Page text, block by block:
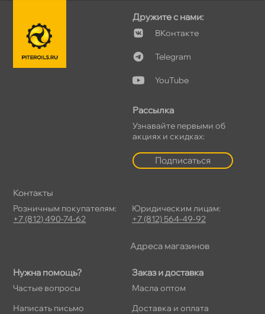
Нужна помощь?
Частые вопросы
Написать письмо
Заказ и доставка
Масла оптом
Доставка и оплата
Дружите с нами:
Контакте
Telegram
YouTube
Рассылка
Узнавайте первыми о
акциях и скидках:
Подписаться
Контакты
Розничным покупателям:
+7 (812) 490-74-62
Юридическим лицам:
+7 (812) 564-49-92
Адреса магазино